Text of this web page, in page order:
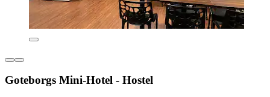
Goteborgs Mini-Hotel - Hostel